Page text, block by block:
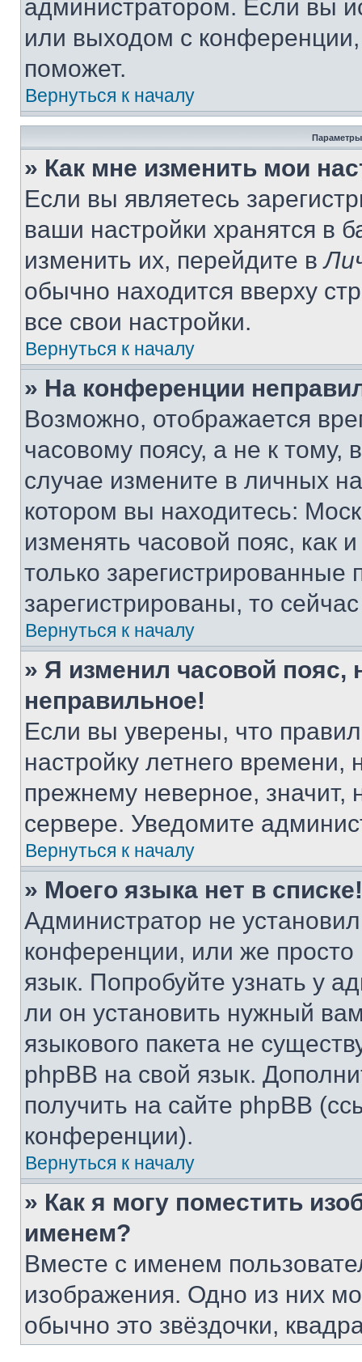
администратором. Если вы
или выходом с
поможет.
Вернуться к началу
Параметры
» Как мне изменить мои
Если вы являетесь
ваши настройки хранятся в
изменить их, перейдите в
обычно находится вверху
все свои настройки.
Вернуться к началу
» На конференции
Возможно, отображается
часовому поясу, а не к тому,
случае измените в личных
котором вы находитесь:
изменять часовой пояс, как
только
зарегистрированы, то
Вернуться к началу
» Я изменил часовой пояс,
неправильное!
Если вы уверены, что
настройку летнего
прежнему неверное, значит,
сервере. Уведомите
Вернуться к началу
» Моего языка нет в списке!
Администратор не
конференции, или же
язык. Попробуйте узнать у
ли он установить нужный
языкового пакета не
phpBB на свой язык.
получить на сайте phpBB
конференции).
Вернуться к началу
» Как я могу поместить
именем?
Вместе с именем
изображения. Одно из них
обычно это звёздочки,